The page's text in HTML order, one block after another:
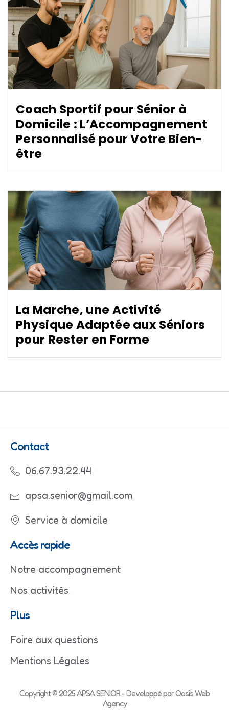
Coach Sportif pour Sénior à
Domicile : L’Accompagnement
Personnalisé pour Votre Bien-
être
La Marche, une Activité
Physique Adaptée aux Séniors
pour Rester en Forme
Contact
06.67.93.22.44
apsa.senior@gmail.com
Service à domicile
Accès rapide
Notre accompagnement
Nos activités
Plus
Foire aux questions
Mentions Légales
Copyright © 2025 APSA SENIOR - Developpé par Oasis Web
Agency